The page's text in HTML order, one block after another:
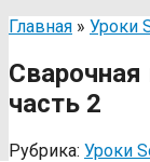
Главная » Уроки
Сварочная
часть 2
Рубрика: Уроки